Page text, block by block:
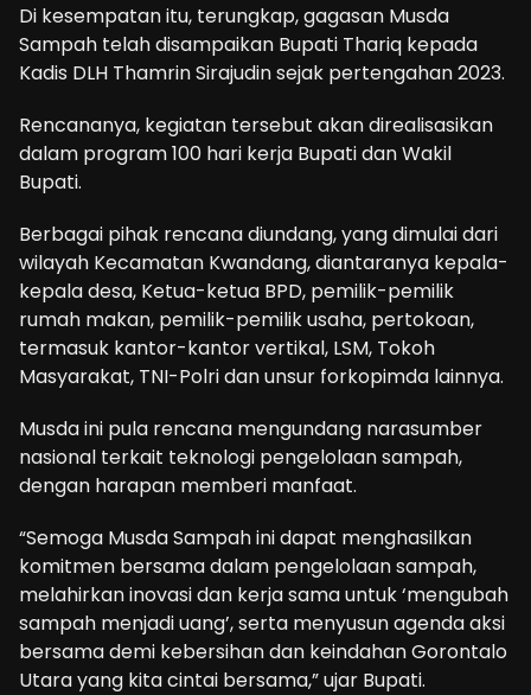
Di kesempatan itu, terungkap, gagasan Musda
Sampah telah disampaikan Bupati Thariq kepada
Kadis DLH Thamrin Sirajudin sejak pertengahan 2023.
Rencananya, kegiatan tersebut akan direalisasikan
dalam program 100 hari kerja Bupati dan Wakil
Bupati.
Berbagai pihak rencana diundang, yang dimulai dari
wilayah Kecamatan Kwandang, diantaranya kepala-
kepala desa, Ketua-ketua BPD, pemilik-pemilik
rumah makan, pemilik-pemilik usaha, pertokoan,
termasuk kantor-kantor vertikal, LSM, Tokoh
Masyarakat, TNI-Polri dan unsur forkopimda lainnya.
Musda ini pula rencana mengundang narasumber
nasional terkait teknologi pengelolaan sampah,
dengan harapan memberi manfaat.
“Semoga Musda Sampah ini dapat menghasilkan
komitmen bersama dalam pengelolaan sampah,
melahirkan inovasi dan kerja sama untuk ‘mengubah
sampah menjadi uang’, serta menyusun agenda aksi
bersama demi kebersihan dan keindahan Gorontalo
Utara yang kita cintai bersama,” ujar Bupati.